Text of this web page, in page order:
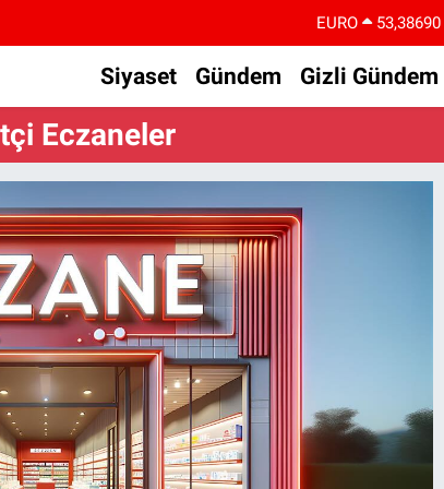
EURO 53,38690
STERLİN
61,60380
BITCOIN
79.591,74
Siyaset Gündem Gizli Gündem
Eczaneler